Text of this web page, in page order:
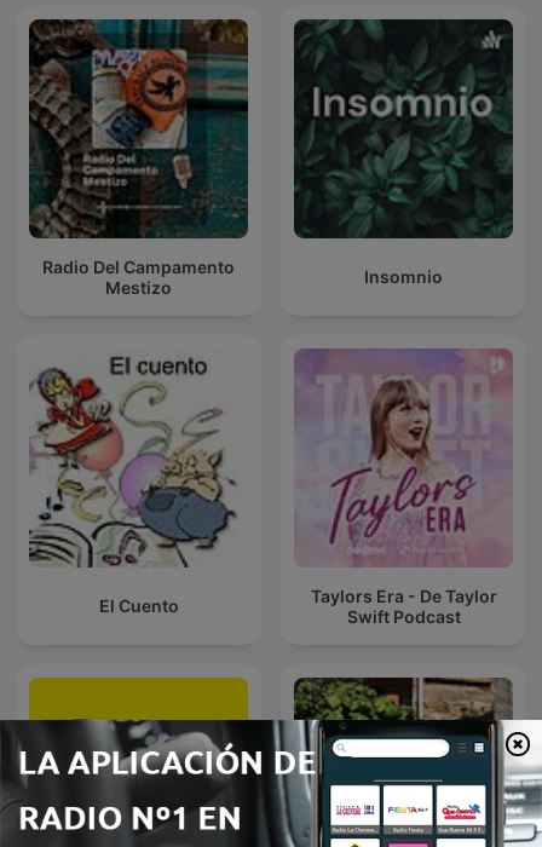
Radio Del Campamento
Mestizo
Insomnio
El Cuento
Taylors Era - De Taylor
Swift Podcast